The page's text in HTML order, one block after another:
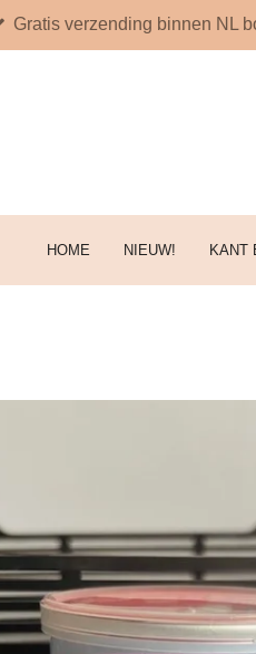
Gratis verzending binnen NL
HOME NIEUW! KANT